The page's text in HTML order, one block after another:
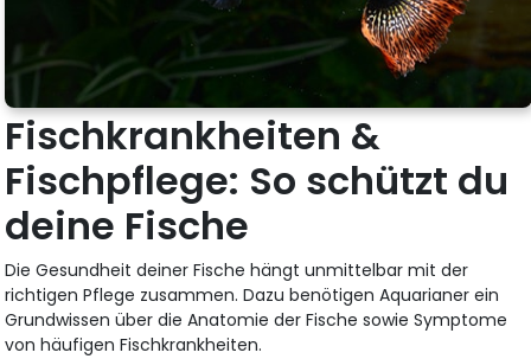
Fischkrankheiten &
Fischpflege: So schützt du
deine Fische
Die Gesundheit deiner Fische hängt unmittelbar mit der
richtigen Pflege zusammen. Dazu benötigen Aquarianer ein
Grundwissen über die Anatomie der Fische sowie Symptome
von häufigen Fischkrankheiten.